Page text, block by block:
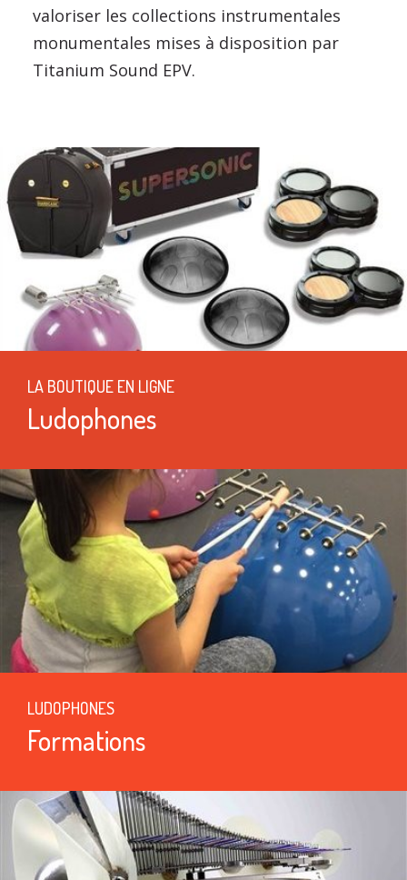
valoriser les collections instrumentales
monumentales mises à disposition par
Titanium Sound EPV.
LA BOUTIQUE EN LIGNE
Ludophones
LUDOPHONES
Formations